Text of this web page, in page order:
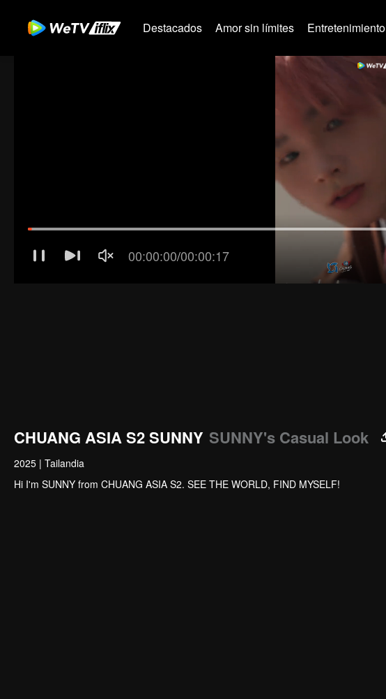
Destacados Amor sin límites Entretenimiento
CHUANG ASIA S2 SUNNY SUNNY's Casual Look
2025 | Tailandia
Hi I'm SUNNY from CHUANG ASIA S2. SEE THE WORLD, FIND MYSELF!